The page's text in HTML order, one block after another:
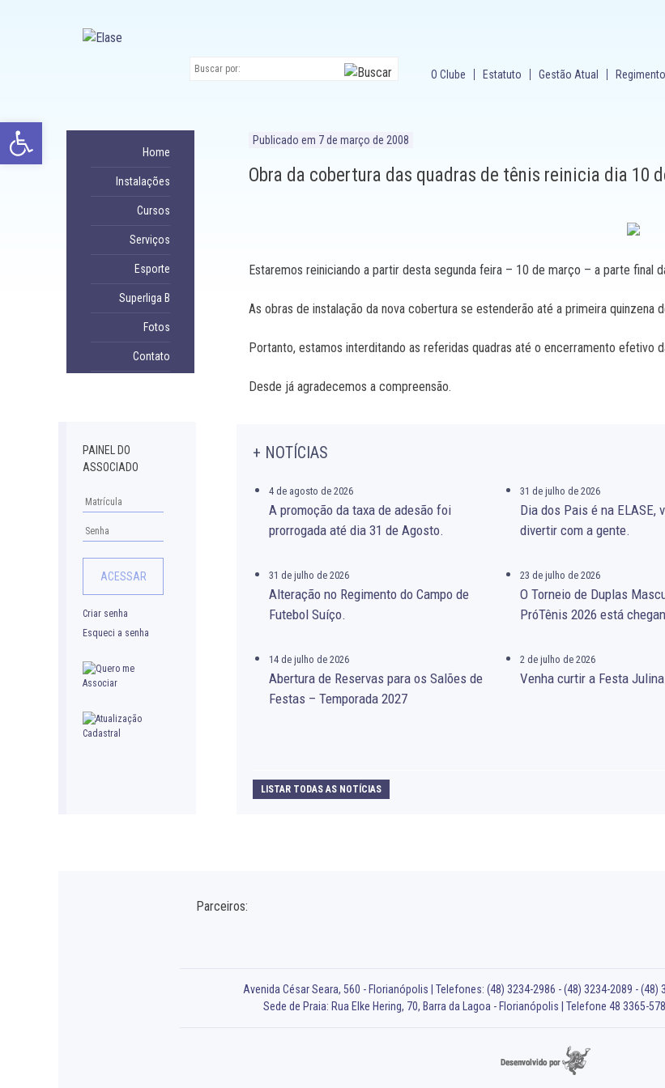
O Clube Estatuto Gestão Atual
Publicado em 7 de março de 2008
Obra da cobertura das quadras de tênis reinicia dia 10
Estaremos reiniciando a partir desta segunda feira – 10 de março – a parte final
As obras de instalação da nova cobertura se estenderão até a primeira quinzena
Portanto, estamos interditando as referidas quadras até o encerramento efetivo
Desde já agradecemos a compreensão.
+ NOTÍCIAS
4 de agosto de 2026
A promoção da taxa de adesão foi
prorrogada até dia 31 de Agosto.
31 de julho de 2026
Dia dos Pais é na ELASE,
divertir com a gente.
31 de julho de 2026
Alteração no Regimento do Campo de
Futebol Suíço.
23 de julho de 2026
O Torneio de Duplas
PróTênis 2026 está
14 de julho de 2026
Abertura de Reservas para os Salões de
Festas – Temporada 2027
2 de julho de 2026
Venha curtir a Festa
LISTAR TODAS AS NOTÍCIAS
Home
Instalações
Cursos
Serviços
Esporte
Superliga B
Fotos
Contato
PAINEL DO
ASSOCIADO
Criar senha
Esqueci a senha
Parceiros:
Avenida César Seara, 560 - Florianópolis | Telefones: (48) 3234-2986 - (48) 3234-2089 - (48)
Sede de Praia: Rua Elke Hering, 70, Barra da Lagoa - Florianópolis | Telefone 48 3365-
Abrir a barra de ferramentas